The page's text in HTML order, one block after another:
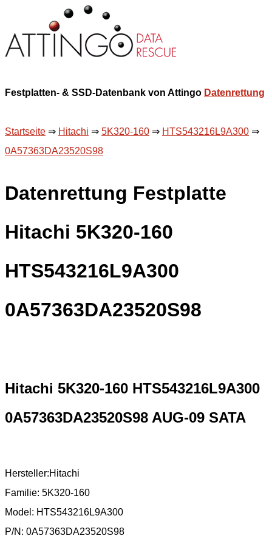
Festplatten- & SSD-Datenbank von Attingo Datenrettung
Startseite ⇒ Hitachi ⇒ 5K320-160 ⇒ HTS543216L9A300 ⇒
0A57363DA23520S98
Datenrettung Festplatte
Hitachi 5K320-160
HTS543216L9A300
0A57363DA23520S98
Hitachi 5K320-160 HTS543216L9A300
0A57363DA23520S98 AUG-09 SATA
Hersteller:Hitachi
Familie: 5K320-160
Model: HTS543216L9A300
P/N: 0A57363DA23520S98